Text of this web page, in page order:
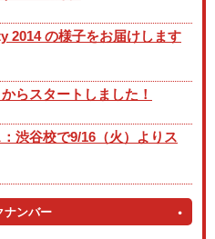
2014 の様子をお届けします
らスタートしました！
渋谷校で9/16（火）よりス
ナンバー